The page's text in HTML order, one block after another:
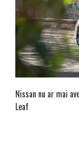
Nissan nu ar mai
Leaf